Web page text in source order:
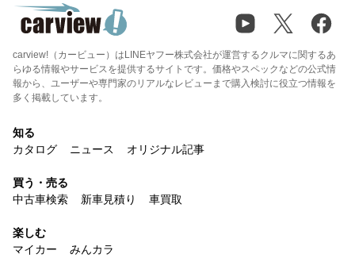
carview!（カービュー）はLINEヤフー株式会社が運営するクルマに関するあ
らゆる情報やサービスを提供するサイトです。価格やスペックなどの公式情
報から、ユーザーや専門家のリアルなレビューまで購入検討に役立つ情報を
多く掲載しています。
知る
カタログ
ニュース オリジナル記事
買う・売る
中古車検索
新車見積り 車買取
楽しむ
マイカー
みんカラ